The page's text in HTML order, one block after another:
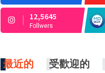
12,5645
Follwers
最近的 受歡迎的